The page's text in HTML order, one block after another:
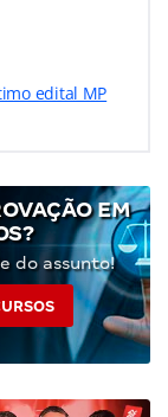
edital MP
EM
do assunto!